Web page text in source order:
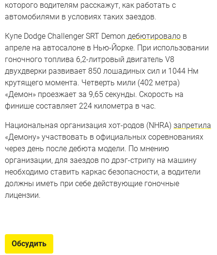
которого водителям расскажут, как работать с
автомобилями в условиях таких заездов.
Купе Dodge Challenger SRT Demon дебютировало в
апреле на автосалоне в Нью-Йорке. При использовании
гоночного топлива 6,2-литровый двигатель V8
двухдверки развивает 850 лошадиных сил и 1044 Нм
крутящего момента. Четверть мили (402 метра)
«Демон» проезжает за 9,65 секунды. Скорость на
финише составляет 224 километра в час.
Национальная организация хот-родов (NHRA) запретила
«Демону» участвовать в официальных соревнованиях
через день после дебюта модели. По мнению
организации, для заездов по дрэг-стрипу на машину
необходимо ставить каркас безопасности, а водители
должны иметь при себе действующие гоночные
лицензии.
13 фактов о самом сумасшедшем серийном масл-каре
Обсудить